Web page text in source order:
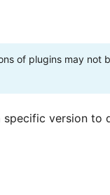
of plugins may not
specific version to